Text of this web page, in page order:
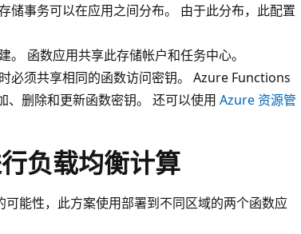
储事务可以在应用之间分布。 由于此分布，此配置
函数应用共享此存储帐户和任务中心。
必须共享相同的函数访问密钥。 Azure Functions
、删除和更新函数密钥。 还可以使用 Azure 资源管
负载均衡计算
能性，此方案使用部署到不同区域的两个函数应